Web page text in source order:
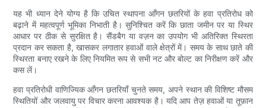
यह भी ध्यान देने योग्य है कि उचित स्थापना आँगन छतरियों के हवा प्रतिरोध को
बढ़ाने में महत्वपूर्ण भूमिका निभाती है। सुनिश्चित करें कि छाता जमीन पर या स्थिर
आधार पर ठीक से सुरक्षित है। सैंडबैग या वज़न का उपयोग भी अतिरिक्त स्थिरता
प्रदान कर सकता है, खासकर लगातार हवाओं वाले क्षेत्रों में। समय के साथ छाते की
स्थिरता बनाए रखने के लिए नियमित रूप से सभी नट और बोल्ट का निरीक्षण करें और
कस लें।
हवा प्रतिरोधी वाणिज्यिक आँगन छतरियाँ चुनते समय, अपने स्थान की विशिष्ट मौसम
स्थितियों और जलवायु पर विचार करना आवश्यक है। यदि आप तेज़ हवाओं या तूफ़ान